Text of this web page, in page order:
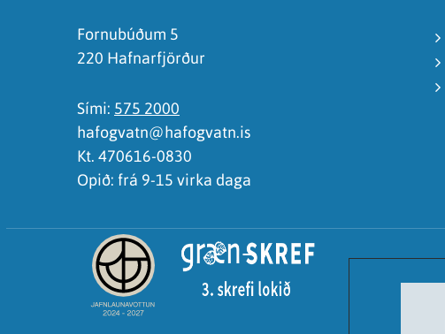
Fornubúðum 5
220 Hafnarfjörður
Sími: 575 2000
hafogvatn@hafogvatn.is
Kt. 470616-0830
Opið: frá 9-15 virka daga